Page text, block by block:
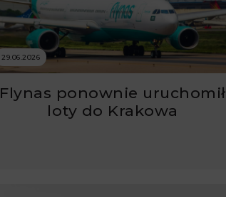
29.06.2026
Flynas ponownie uruchomił
loty do Krakowa